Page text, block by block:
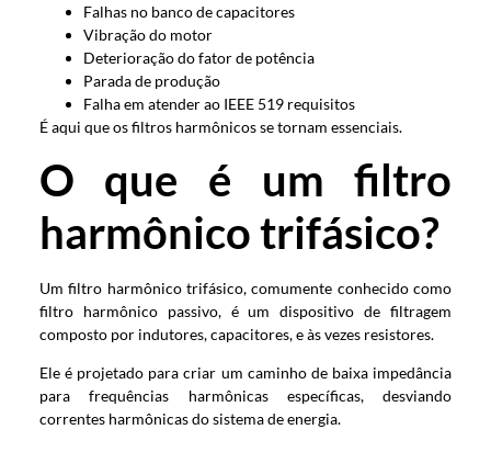
Falhas no banco de capacitores
Vibração do motor
Deterioração do fator de potência
Parada de produção
Falha em atender ao IEEE 519 requisitos
É aqui que os filtros harmônicos se tornam essenciais.
O que é um filtro
harmônico trifásico?
Um filtro harmônico trifásico, comumente conhecido como
filtro harmônico passivo, é um dispositivo de filtragem
composto por indutores, capacitores, e às vezes resistores.
Ele é projetado para criar um caminho de baixa impedância
para frequências harmônicas específicas, desviando
correntes harmônicas do sistema de energia.